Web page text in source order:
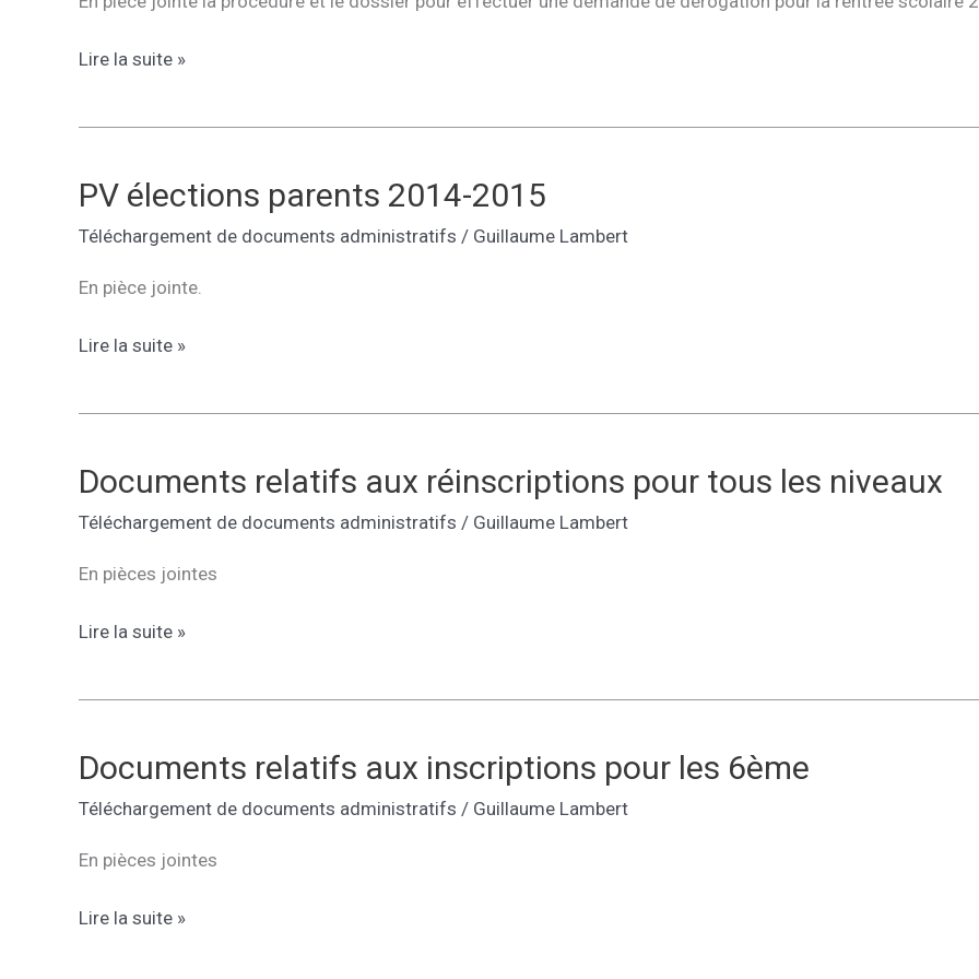
[INFO]Demande
secteur
Lire la suite »
PV élections parents 2014-2015
Téléchargement de documents administratifs / Guillaume Lambert
En pièce jointe.
PV
2015
Lire la suite »
Documents relatifs aux réinscriptions pour tous les niveaux
Téléchargement de documents administratifs / Guillaume Lambert
En pièces jointes
Documents
pour
tous
les
Lire la suite »
Documents relatifs aux inscriptions pour les 6ème
Téléchargement de documents administratifs / Guillaume Lambert
En pièces jointes
Documents
Lire la suite »